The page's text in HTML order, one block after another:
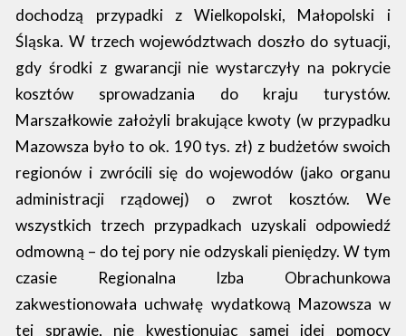
dochodzą przypadki z Wielkopolski, Małopolski i
Śląska. W trzech województwach doszło do sytuacji,
gdy środki z gwarancji nie wystarczyły na pokrycie
kosztów sprowadzania do kraju turystów.
Marszałkowie założyli brakujące kwoty (w przypadku
Mazowsza było to ok. 190 tys. zł) z budżetów swoich
regionów i zwrócili się do wojewodów (jako organu
administracji rządowej) o zwrot kosztów. We
wszystkich trzech przypadkach uzyskali odpowiedź
odmowną – do tej pory nie odzyskali pieniędzy. W tym
czasie Regionalna Izba Obrachunkowa
zakwestionowała uchwałę wydatkową Mazowsza w
tej sprawie, nie kwestionując samej idei pomocy